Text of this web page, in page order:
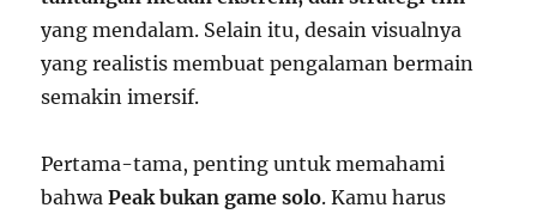
yang mendalam. Selain itu, desain visualnya
yang realistis membuat pengalaman bermain
semakin imersif.
Pertama-tama, penting untuk memahami
bahwaPeak bukan game solo. Kamu harus